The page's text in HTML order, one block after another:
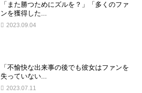
「また勝つためにズルを？」「多くのファ
ンを獲得した...
2023.09.04
「不愉快な出来事の後でも彼女はファンを
失っていない...
2023.07.11